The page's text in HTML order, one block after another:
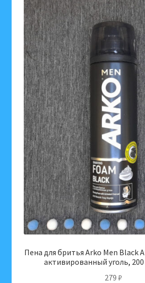
Пена для бритья Arko Men Black
активированный уголь, 200
279 ₽